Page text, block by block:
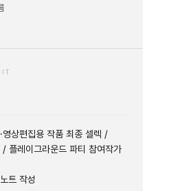
영상편집용 작품 최종 셀렉 /
/ 플레이그라운드 파티 참여작가
트 작성